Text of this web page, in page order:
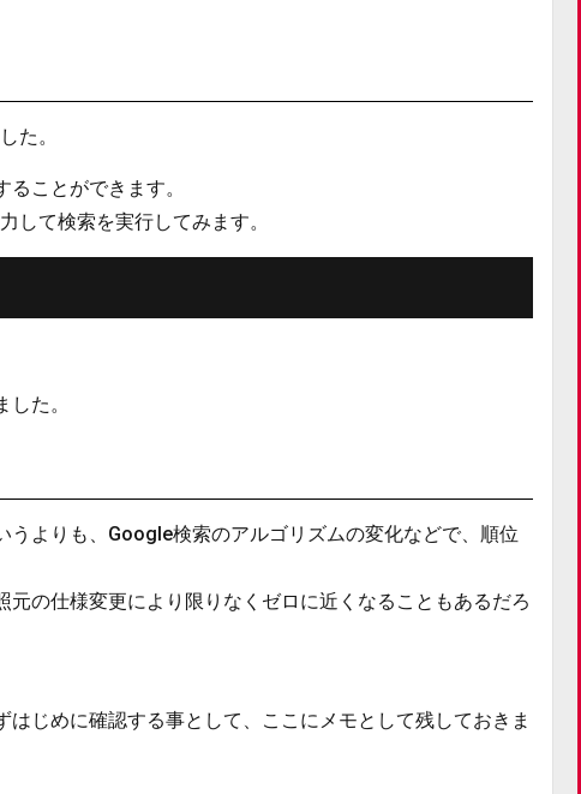
た。
ことができます。
して検索を実行してみます。
た。
よりも、Google検索のアルゴリズムの変化などで、順位
の仕様変更により限りなくゼロに近くなることもあるだろ
じめに確認する事として、ここにメモとして残しておきま